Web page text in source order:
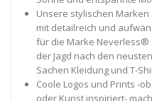
Unsere stylischen
mit detailreich und
für die Marke Neverless®
der Jagd nach den
Sachen Kleidung und T-
Coole Logos und Prints -
oder Kunst inspiriert-